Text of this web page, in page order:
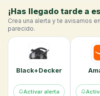
¡Has llegado tarde a
Crea una alerta y te avisamos
parecido.
Black+Decker
Activar alerta